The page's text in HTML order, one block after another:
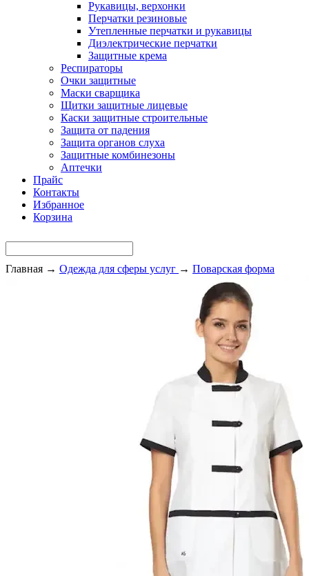
Рукавицы, верхонки
Перчатки резиновые
Утепленные перчатки и рукавицы
Диэлектрические перчатки
Защитные крема
Респираторы
Очки защитные
Маски сварщика
Щитки защитные лицевые
Каски защитные строительные
Защита от падения
Защита органов слуха
Защитные комбинезоны
Аптечки
Прайс
Контакты
Избранное
Корзина
Главная → Одежда для сферы услуг → Поварская форма